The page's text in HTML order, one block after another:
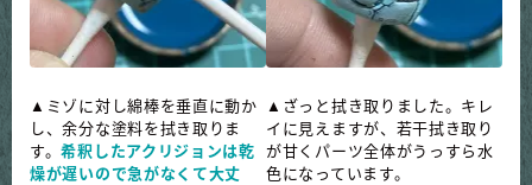
▲ミゾに対し綿棒を垂直に動か
し、余分な塗料を拭き取りま
す。希釈したアクリジョンは乾
燥が遅いので急がなくて大丈
▲ざっと拭き取りました。キレ
イに見えますが、若干拭き取り
が甘くパーツ全体がうっすら水
色になっています。